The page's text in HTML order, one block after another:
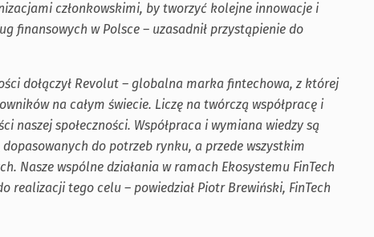
członkowskimi, by tworzyć kolejne innowacje i
finansowych w Polsce – uzasadnił przystąpienie do
dołączył Revolut – globalna marka fintechowa, z której
na całym świecie. Liczę na twórczą współpracę i
naszej społeczności. Współpraca i wymiana wiedzy są
do potrzeb rynku, a przede wszystkim
Nasze wspólne działania w ramach Ekosystemu FinTech
realizacji tego celu – powiedział Piotr Brewiński, FinTech